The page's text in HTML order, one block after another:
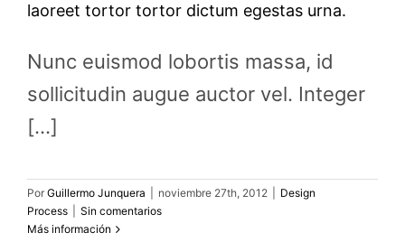
laoreet tortor tortor dictum egestas urna.
Nunc euismod lobortis massa, id
sollicitudin augue auctor vel. Integer
[...]
Por Guillermo Junquera noviembre 27th, 2012
Design
Process
Sin comentarios
Más información